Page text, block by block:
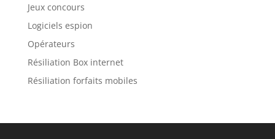
Jeux concours
Logiciels espion
Opérateurs
Résiliation Box internet
Résiliation forfaits mobiles